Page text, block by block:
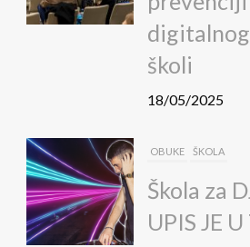
školi
18/05/2025
OBUKE ŠKOLA
Škola za
UPIS JE